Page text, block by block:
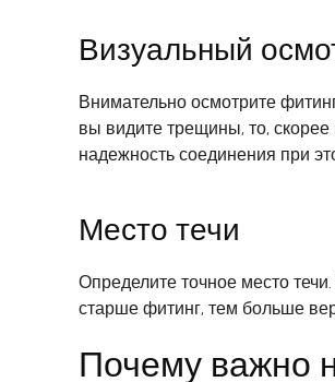
Визуальный
Внимательно осмотрите
вы видите трещины, то,
надежность соединения при
Место течи
Определите точное место
старше фитинг, тем больше
Почему важно